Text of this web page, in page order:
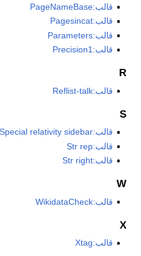
قالب:PageNameBase
قالب:Pagesincat
قالب:Parameters
قالب:Precision1
R
قالب:Reflist-talk
S
قالب:Special relativity sidebar
قالب:Str rep
قالب:Str right
W
قالب:WikidataCheck
X
قالب:Xtag